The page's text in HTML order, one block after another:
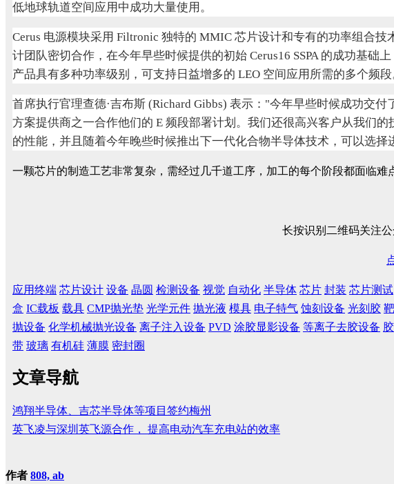
低地球轨道空间应用中成功大量使用。
Cerus 电源模块采用 Filtronic 独特的 MMIC 芯片设计和专有的功率组合
计团队密切合作，在今年早些时候提供的初始 Cerus16 SSPA 的成功基础
产品具有多种功率级别，可支持日益增多的 LEO 空间应用所需的多个频段
首席执行官理查德·吉布斯 (Richard Gibbs) 表示："今年早些时候成功交
方案提供商之一合作他们的 E 频段部署计划。我们还很高兴客户从我们
的性能，并且随着今年晚些时候推出下一代化合物半导体技术，可以选择
一颗芯片的制造工艺非常复杂，需经过几千道工序，加工的每个阶段都面临难
长按识别二维码关注
应用终端 芯片设计 设备 晶圆 检测设备 视觉 自动化 半导体 芯片 封装 芯片测试
盒 IC载板 载具 CMP抛光垫 光学元件 抛光液 模具 电子特气 蚀刻设备 光刻胶
抛设备 化学机械抛光设备 离子注入设备 PVD 涂胶显影设备 等离子去胶设备
带 玻璃 有机硅 薄膜 密封圈
文章导航
鸿翔半导体、吉芯半导体等项目签约梅州
英飞凌与深圳英飞源合作， 提高电动汽车充电站的效率
作者 808, ab